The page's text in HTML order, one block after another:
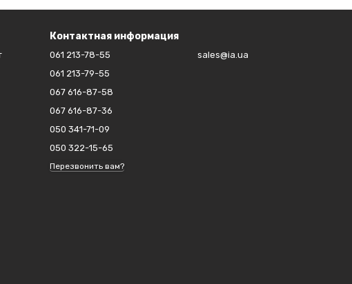
Контактная информация
061 213-78-55
061 213-79-55
067 616-87-58
067 616-87-36
050 341-71-09
050 322-15-65
Перезвонить вам?
sales@ia.ua